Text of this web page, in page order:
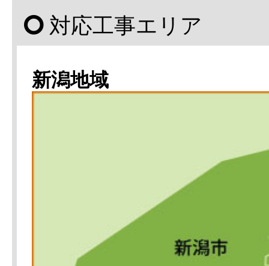
対応工事エリア
新潟地域